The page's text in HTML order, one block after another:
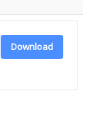
Download